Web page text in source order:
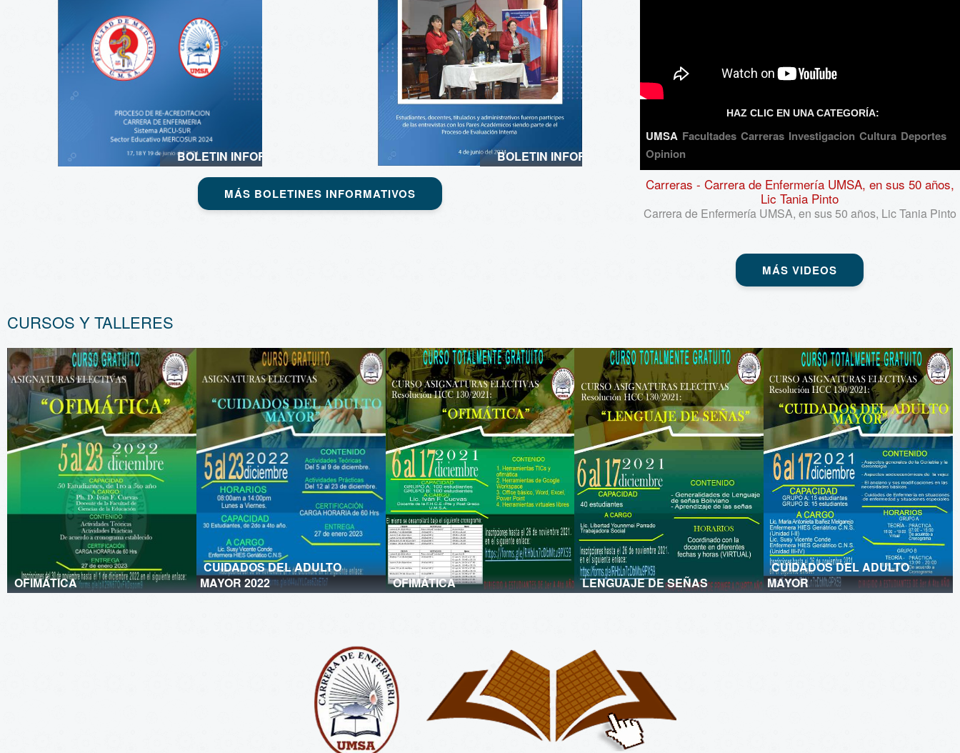
BOLETIN INFORMATIVO NRO 6 BOLETIN INFORMATIVO NRO 5
MÁS BOLETINES INFORMATIVOS
HAZ CLIC EN UNA CATEGORÍA:
UMSA Facultades Carreras Investigacion Cultura Deportes
Opinion
Carreras - Carrera de Enfermería UMSA, en sus 50 años,
Lic Tania Pinto
Carrera de Enfermería UMSA, en sus 50 años, Lic Tania Pinto
MÁS VIDEOS
CURSOS Y TALLERES
OFIMÁTICA
CUIDADOS DEL ADULTO
MAYOR 2022
OFIMÁTICA LENGUAJE DE SEÑAS
CUIDADOS DEL ADULTO
MAYOR